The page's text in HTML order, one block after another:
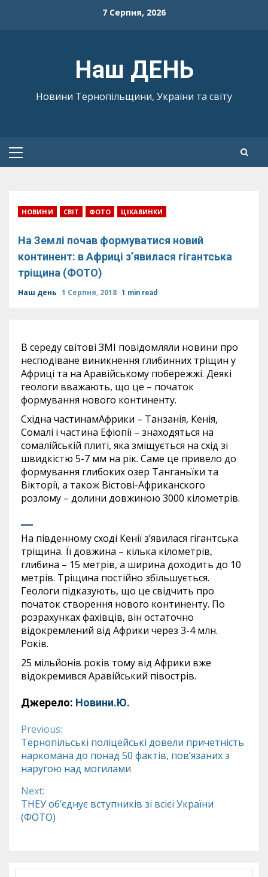
7 Серпня, 2026
Наш ДЕНЬ
Новини Тернопільщини, України та світу
Primary
НОВИНИ СВІТ ФОТО ЦІКАВИНКИ
На Землі почав формуватися новий
континент: в Африці з’явилася гігантська
тріщина (ФОТО)
Наш день 1 Серпня, 2018 1 min read
В середу світові ЗМІ повідомляли новини про
несподіване виникнення глибинних тріщин у
Африці та на Аравійському побережжі. Деякі
геологи вважають, що це – початок
формування нового континенту.
Східна частинамАфрики – Танзанія, Кенія,
Сомалі і частина Ефіопії – знаходяться на
сомалійській плиті, яка зміщується на схід зі
швидкістю 5-7 мм на рік. Саме це привело до
формування глибоких озер Танганьїки та
Вікторії, а також Вістові-Африканского
розлому – долини довжиною 3000 кілометрів.
На південному сході Кенії з’явилася гігантська
тріщина. Її довжина – кілька кілометрів,
глибина – 15 метрів, а ширина доходить до 10
метрів. Тріщина постійно збільшується.
Геологи підказують, що це свідчить про
початок створення нового континенту. По
розрахунках фахівців, він остаточно
відокремлений від Африки через 3-4 млн.
Років.
25 мільйонів років тому від Африки вже
відокремився Аравійський півострів.
Джерело: Новини.Ю.
Continue
Reading
Previous:
Тернопільські поліцейські довели причетність
наркомана до понад 50 фактів, пов’язаних з
наругою над могилами
Next:
ТНЕУ об’єднує вступників зі всієї України
(ФОТО)